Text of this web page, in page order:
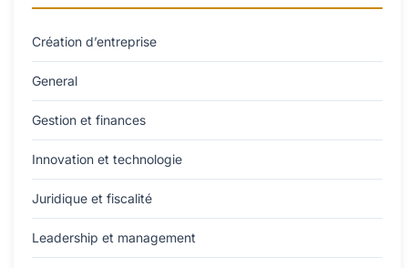
Création d’entreprise
General
Gestion et finances
Innovation et technologie
Juridique et fiscalité
Leadership et management